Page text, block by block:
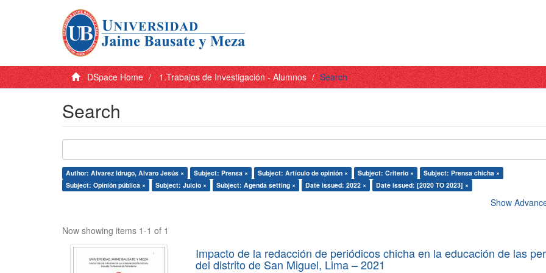
DSpace Home 1.Trabajos de Investigación - Alumnos Search
Search
Author: Alvarez Idrugo, Alvaro Jesús × Subject: Prensa × Subject: Artículo de opinión × Subject: Criterio ×
Subject: Prensa chicha ×
Subject: Opinión pública ×
Subject: Juicio × Subject: Agenda setting × Date issued: 2022 × Date issued: [2020 TO 2023] ×
Show
Now showing items 1-1 of 1
Impacto de la redacción de periódicos chicha en la educación de las
del distrito de San Miguel, Lima – 2021